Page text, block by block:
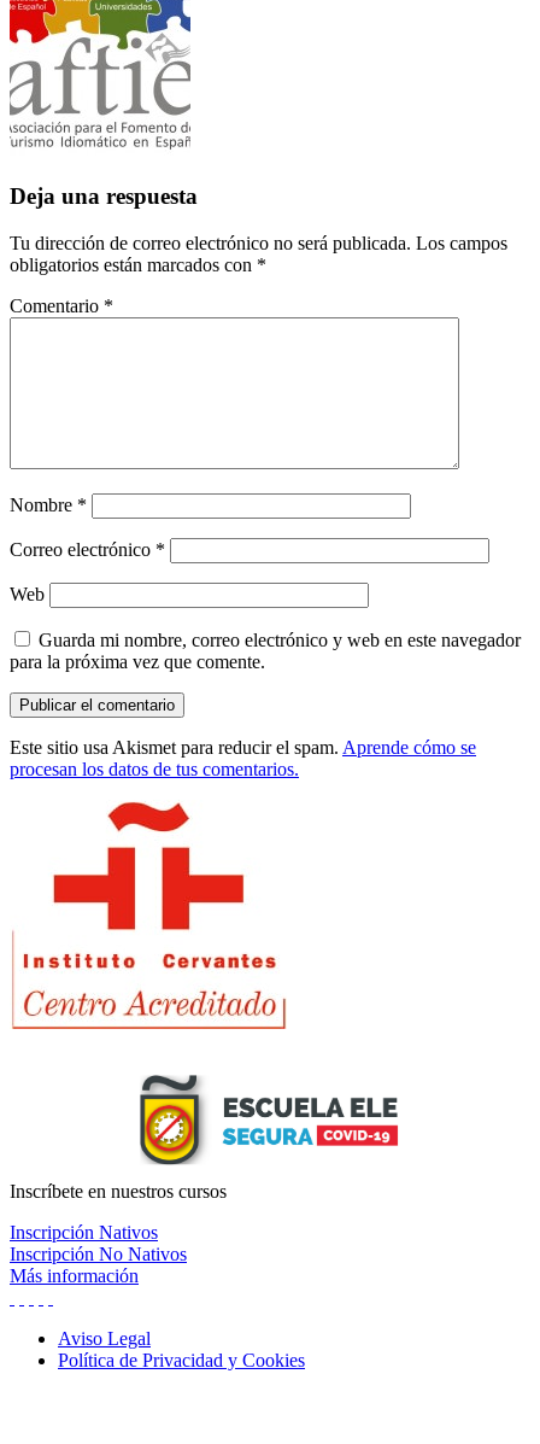
Interacciones
los
lectores
Deja una respuesta
Tu dirección de correo electrónico no será publicada. Los campos
obligatorios están marcados con *
Comentario *
Nombre *
Correo electrónico *
Web
Guarda mi nombre, correo electrónico y web en este navegador
para la próxima vez que comente.
Este sitio usa Akismet para reducir el spam. Aprende cómo se
procesan los datos de tus comentarios.
principal
Inscríbete en nuestros cursos
Inscripción Nativos
Inscripción No Nativos
Más información
Aviso Legal
Política de Privacidad y Cookies